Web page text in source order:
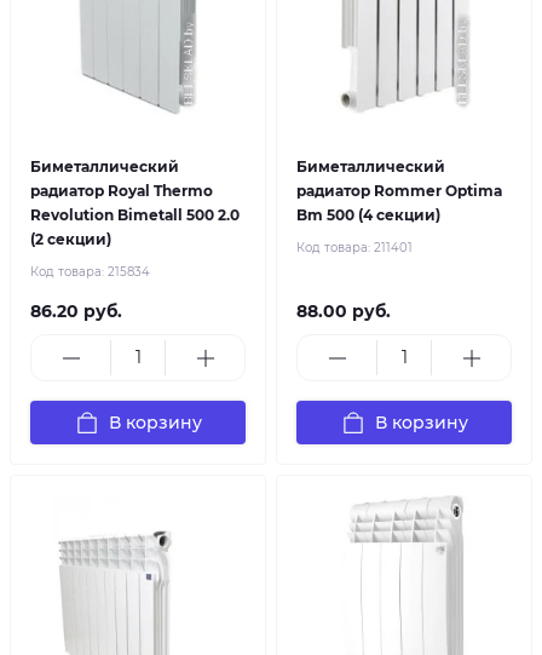
Биметаллический
радиатор Royal Thermo
Revolution Bimetall 500 2.0
(2 секции)
Код товара: 215834
86.20 руб.
В корзину
Биметаллический
радиатор Rommer Optima
Bm 500 (4 секции)
Код товара: 211401
88.00 руб.
В корзину